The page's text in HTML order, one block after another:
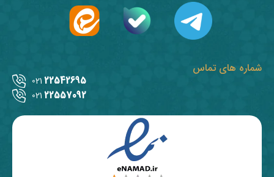
شماره های تماس
22542695
021
22557092
021